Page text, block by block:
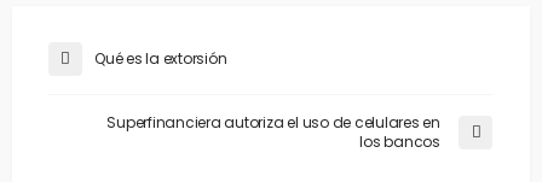
Qué es la extorsión
Superfinanciera autoriza el uso de celulares en
los bancos